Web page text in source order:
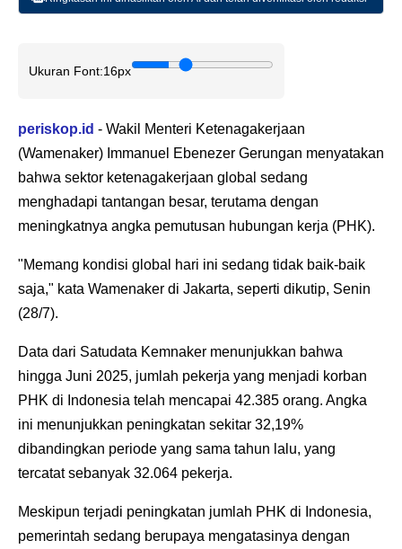
Ukuran Font:16px
periskop.id - Wakil Menteri Ketenagakerjaan
(Wamenaker) Immanuel Ebenezer Gerungan menyatakan
bahwa sektor ketenagakerjaan global sedang
menghadapi tantangan besar, terutama dengan
meningkatnya angka pemutusan hubungan kerja (PHK).
"Memang kondisi global hari ini sedang tidak baik-baik
saja," kata Wamenaker di Jakarta, seperti dikutip, Senin
(28/7).
Data dari Satudata Kemnaker menunjukkan bahwa
hingga Juni 2025, jumlah pekerja yang menjadi korban
PHK di Indonesia telah mencapai 42.385 orang. Angka
ini menunjukkan peningkatan sekitar 32,19%
dibandingkan periode yang sama tahun lalu, yang
tercatat sebanyak 32.064 pekerja.
Meskipun terjadi peningkatan jumlah PHK di Indonesia,
pemerintah sedang berupaya mengatasinya dengan